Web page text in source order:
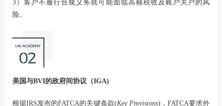
3）客户不履行合规义务就可能面临高额税收及账户关户的风
险。
美国与BVI的政府间协议（IGA)
根据IRS发布的FATCA的关键条款(Key Provisions)，FATCA要求外